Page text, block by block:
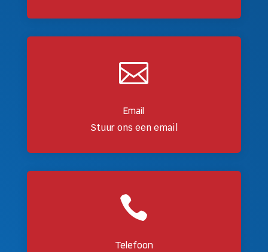

Email
Stuur ons een email

Telefoon